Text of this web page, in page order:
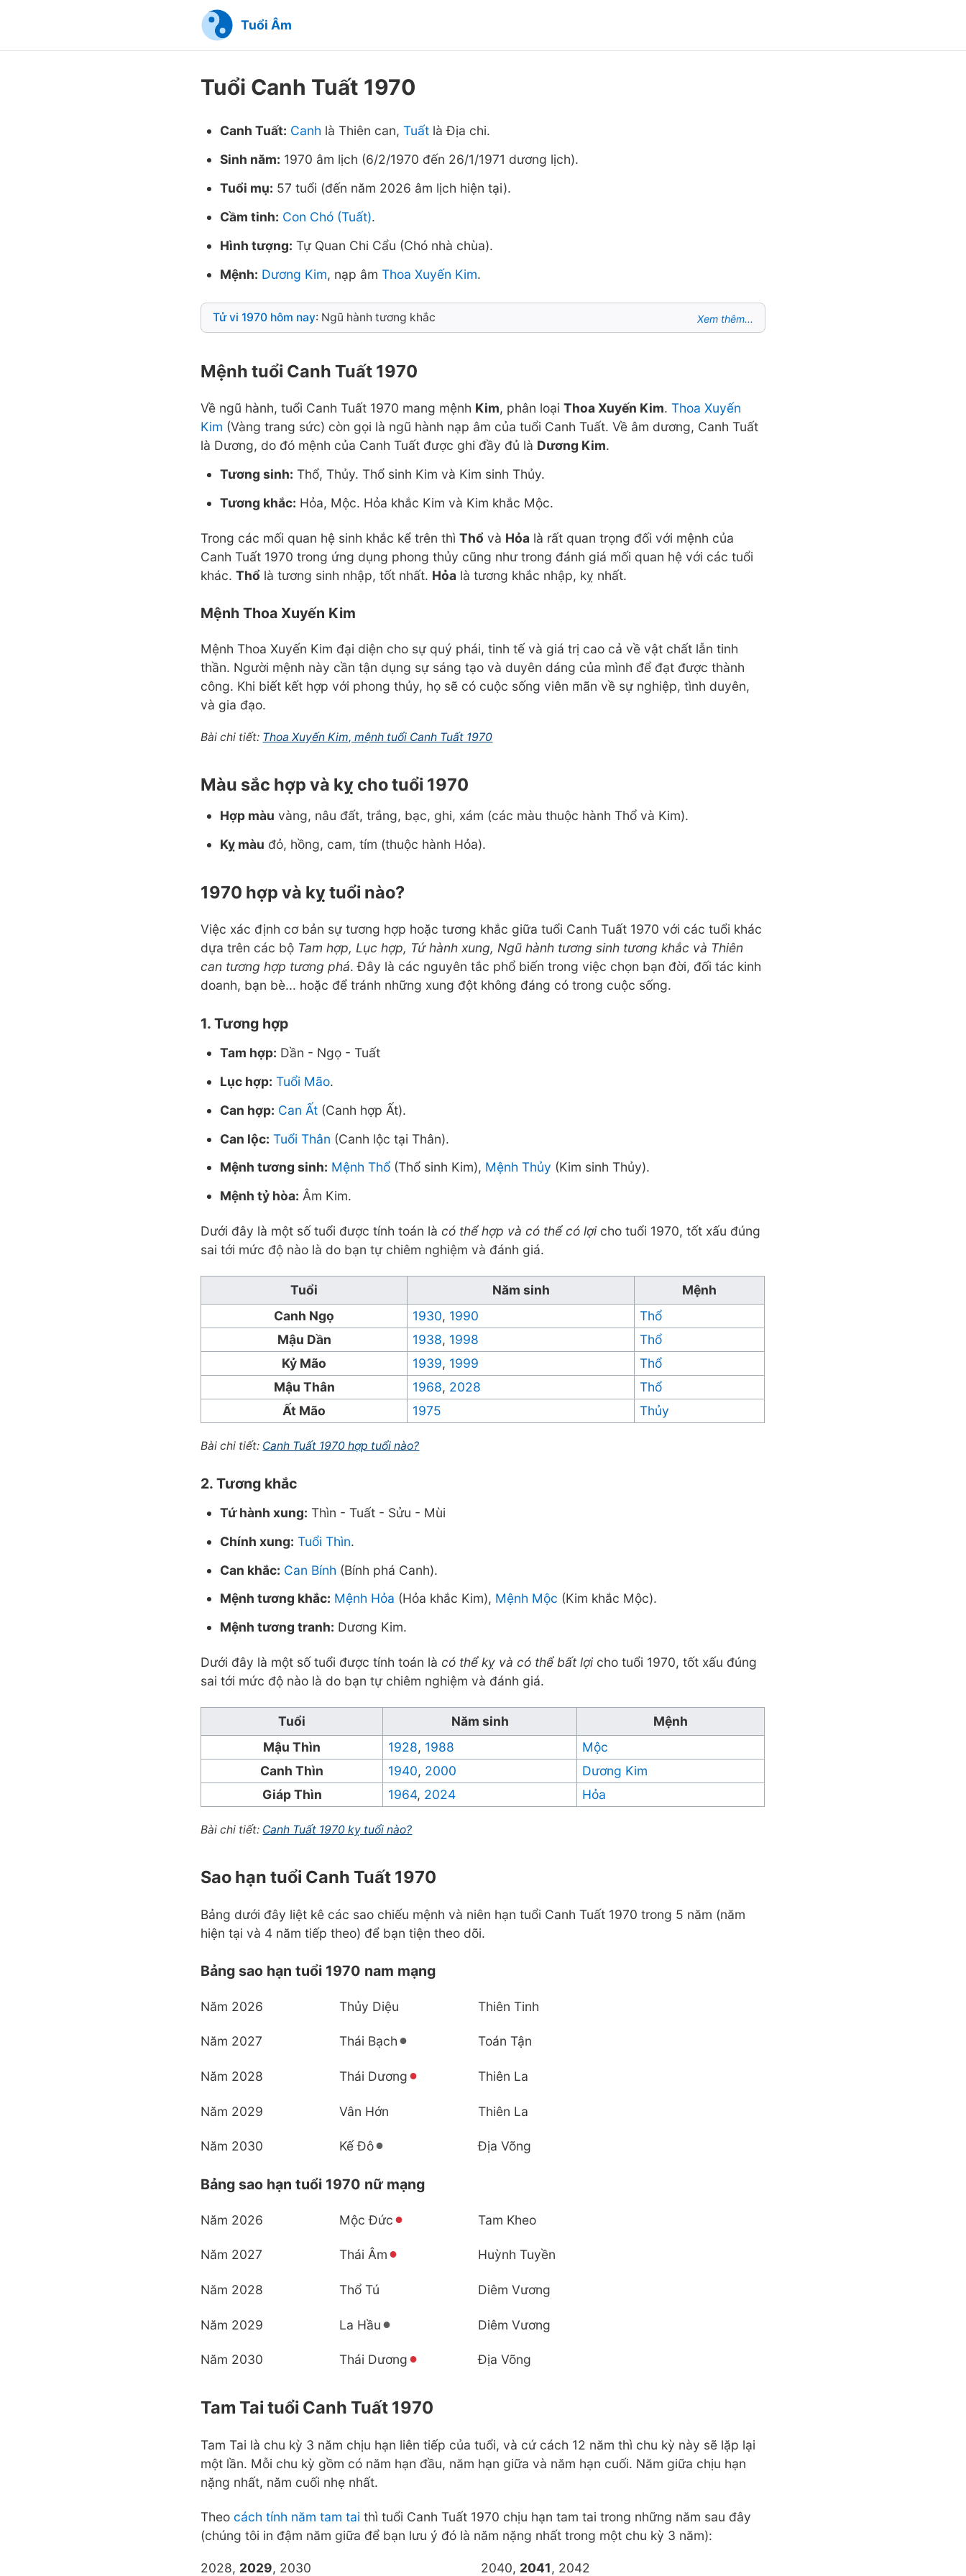
Tuổi Âm
Tuổi Canh Tuất 1970
Canh Tuất: Canh là Thiên can, Tuấtlà Địa chi.
Sinh năm: 1970 âm lịch (6/2/1970 đến 26/1/1971 dương lịch).
Tuổi mụ: 57 tuổi (đến năm 2026 âm lịch hiện tại).
Cầm tinh: Con Chó (Tuất).
Hình tượng: Tự Quan Chi Cẩu (Chó nhà chùa).
Mệnh: Dương Kim, nạp âm Thoa Xuyến Kim.
Tử vi 1970 hôm nay: Ngũ hành tương khắc Xem thêm...
Mệnh tuổi Canh Tuất 1970
Về ngũ hành, tuổi Canh Tuất 1970 mang mệnh Kim, phân loạiThoa Xuyến Kim.Thoa Xuyến
Kim (Vàng trang sức) còn gọi là ngũ hành nạp âm của tuổi Canh Tuất. Về âm dương, Canh Tuất
là Dương, do đó mệnh của Canh Tuất được ghi đầy đủ là Dương Kim.
Tương sinh: Thổ, Thủy. Thổ sinh Kim và Kim sinh Thủy.
Tương khắc: Hỏa, Mộc. Hỏa khắc Kim và Kim khắc Mộc.
Trong các mối quan hệ sinh khắc kể trên thìThổ và Hỏa là rất quan trọng đối với mệnh của
Canh Tuất 1970 trong ứng dụng phong thủy cũng như trong đánh giá mối quan hệ với các tuổi
khác.Thổ là tương sinh nhập, tốt nhất. Hỏa là tương khắc nhập, kỵ nhất.
Mệnh Thoa Xuyến Kim
Mệnh Thoa Xuyến Kim đại diện cho sự quý phái, tinh tế và giá trị cao cả về vật chất lẫn tinh
thần. Người mệnh này cần tận dụng sự sáng tạo và duyên dáng của mình để đạt được thành
công. Khi biết kết hợp với phong thủy, họ sẽ có cuộc sống viên mãn về sự nghiệp, tình duyên,
và gia đạo.
Bài chi tiết: Thoa Xuyến Kim, mệnh tuổi Canh Tuất 1970
Màu sắc hợp và kỵ cho tuổi 1970
Hợp màu vàng, nâu đất, trắng, bạc, ghi, xám (các màu thuộc hành Thổ và Kim).
Kỵ màu đỏ, hồng, cam, tím (thuộc hành Hỏa).
1970 hợp và kỵ tuổi nào?
Việc xác định cơ bản sự tương hợp hoặc tương khắc giữa tuổi Canh Tuất 1970 với các tuổi khác
dựa trên các bộ Tam hợp, Lục hợp, Tứ hành xung, Ngũ hành tương sinh tương khắc và Thiên
can tương hợp tương phá. Đây là các nguyên tắc phổ biến trong việc chọn bạn đời, đối tác kinh
doanh, bạn bè... hoặc để tránh những xung đột không đáng có trong cuộc sống.
1. Tương hợp
Tam hợp: Dần - Ngọ - Tuất
Lục hợp: Tuổi Mão.
Can hợp: Can Ất(Canh hợp Ất).
Can lộc: Tuổi Thân (Canh lộc tại Thân).
Mệnh tương sinh: Mệnh Thổ(Thổ sinh Kim), Mệnh Thủy (Kim sinh Thủy).
Mệnh tỷ hòa: Âm Kim.
Dưới đây là một số tuổi được tính toán làcó thể hợp và có thể có lợicho tuổi 1970, tốt xấu đúng
sai tới mức độ nào là do bạn tự chiêm nghiệm và đánh giá.
Tuổi Năm sinh
Mệnh
Canh Ngọ
1930, 1990
Thổ
Mậu Dần
1938, 1998
Thổ
Kỷ Mão
1939, 1999
Thổ
Mậu Thân
1968, 2028
Thổ
Ất Mão
1975 Thủy
Bài chi tiết: Canh Tuất 1970 hợp tuổi nào?
2. Tương khắc
Tứ hành xung: Thìn - Tuất - Sửu - Mùi
Chính xung: Tuổi Thìn.
Can khắc: Can Bính (Bính phá Canh).
Mệnh tương khắc: Mệnh Hỏa (Hỏa khắc Kim), Mệnh Mộc (Kim khắc Mộc).
Mệnh tương tranh: Dương Kim.
Dưới đây là một số tuổi được tính toán làcó thể kỵ và có thể bất lợicho tuổi 1970, tốt xấu đúng
sai tới mức độ nào là do bạn tự chiêm nghiệm và đánh giá.
Tuổi Năm sinh
Mệnh
Mậu Thìn
1928, 1988
Mộc
Canh Thìn
1940, 2000
Dương Kim
Giáp Thìn
1964, 2024 Hỏa
Bài chi tiết: Canh Tuất 1970 kỵ tuổi nào?
Sao hạn tuổi Canh Tuất 1970
Bảng dưới đây liệt kê các sao chiếu mệnh và niên hạn tuổi Canh Tuất 1970 trong 5 năm (năm
hiện tại và 4 năm tiếp theo) để bạn tiện theo dõi.
Bảng sao hạn tuổi 1970 nam mạng
Năm 2026 Thủy Diệu Thiên Tinh
Năm 2027 Thái Bạch Toán Tận
Năm 2028 Thái Dương Thiên La
Năm 2029 Vân Hớn Thiên La
Năm 2030 Kế Đô Địa Võng
Bảng sao hạn tuổi 1970 nữ mạng
Năm 2026 Mộc Đức Tam Kheo
Năm 2027 Thái Âm Huỳnh Tuyền
Năm 2028 Thổ Tú Diêm Vương
Năm 2029 La Hầu Diêm Vương
Năm 2030 Thái Dương Địa Võng
Tam Tai tuổi Canh Tuất 1970
Tam Tai là chu kỳ 3 năm chịu hạn liên tiếp của tuổi, và cứ cách 12 năm thì chu kỳ này sẽ lặp lại
một lần. Mỗi chu kỳ gồm có năm hạn đầu, năm hạn giữa và năm hạn cuối. Năm giữa chịu hạn
nặng nhất, năm cuối nhẹ nhất.
Theo cách tính năm tam tai thì tuổi Canh Tuất 1970 chịu hạn tam tai trong những năm sau đây
(chúng tôi in đậm năm giữa để bạn lưu ý đó là năm nặng nhất trong một chu kỳ 3 năm):
2028, 2029, 2030 2040, 2041, 2042